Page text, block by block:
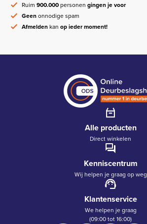
Ruim900.000personengingen je voor
Geenonnodige spam
Afmeldenkanop ieder moment!
Alle producten
Direct winkelen
Kenniscentrum
Wij helpen je graag op weg
Klantenservice
We helpen je graag
(09:00 tot 16:00)